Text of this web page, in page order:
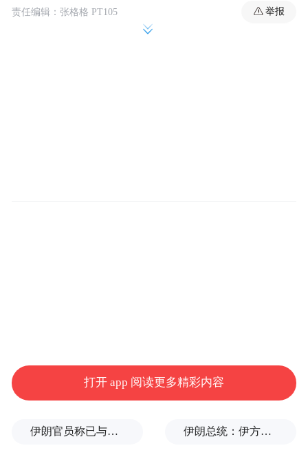
GeekBench 跑分库，单核成绩为 3455 分，多
核成绩为 11621 分，其多核分数已超越骁龙
8 Elite Gen 5 的平均水准。
责任编辑：张格格 PT105 举报
打开 app 阅读更多精彩内容
伊朗官员称已与阿曼就霍尔木兹海峡通行问题明确总体框架 伊朗总统：伊方未在涉谅解备忘录的谈判中作任何让步